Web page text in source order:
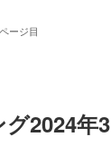
ージ目
2024年3